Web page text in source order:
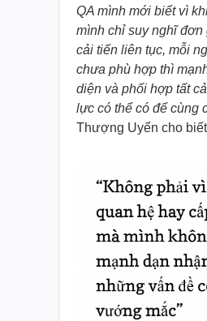
QA mình mới biết vì
mình chỉ suy nghĩ đơn
cải tiến liên tục, mỗi
chưa phù hợp thì
diện và phối hợp tất
lực có thể có để cùng
Thượng Uyển cho